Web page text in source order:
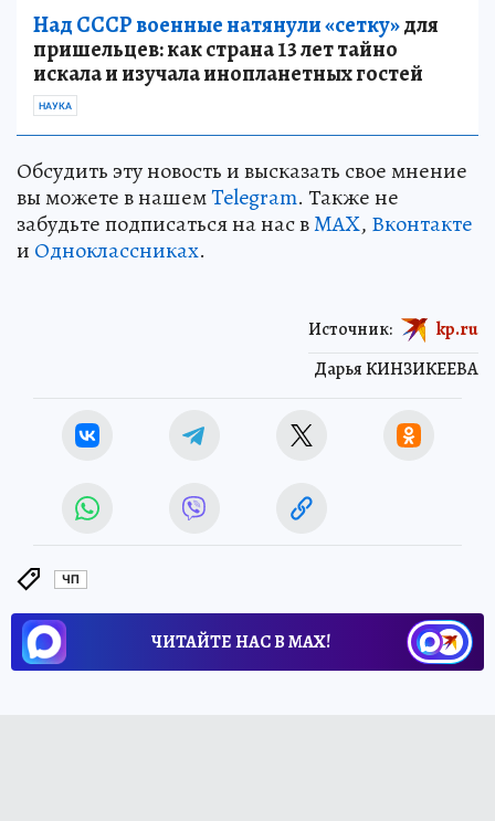
Над СССР военные натянули «сетку»для
пришельцев: как страна 13 лет тайно
искала и изучала инопланетных гостей
НАУКА
Обсудить эту новость и высказать свое мнение
вы можете в нашемTelegram. Также не
забудьте подписаться на нас вMAX, Вконтакте
и Одноклассниках.
Дарья КИНЗИКЕЕВА
Источник: kp.ru
ЧП
ЧИТАЙТЕ НАС В МАХ!